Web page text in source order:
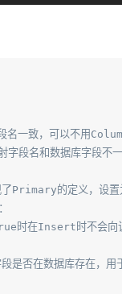
一致，可以不用
段名和数据库字段不一
的定义，设置为
在Insert时不会向该
否在数据库存在，用